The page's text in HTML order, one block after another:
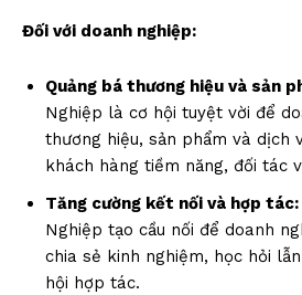
Đối với doanh nghiệp:
Quảng bá thương hiệu và sản
Nghiệp là cơ hội tuyệt vời để
thương hiệu, sản phẩm và dịch
khách hàng tiềm năng, đối tác
Tăng cường kết nối và hợp tác:
Nghiệp tạo cầu nối để doanh
chia sẻ kinh nghiệm, học hỏi
hội hợp tác.